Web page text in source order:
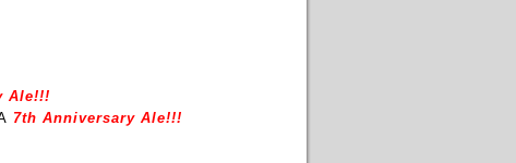
Ale!!!
7th Anniversary Ale!!!